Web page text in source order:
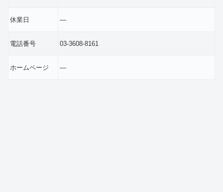
休業日 ―
電話番号 03-3608-8161
ホームページ ―